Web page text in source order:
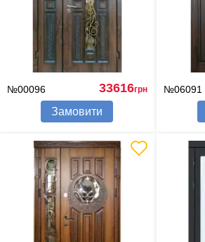
№00096 33616грн
Замовити
№06091